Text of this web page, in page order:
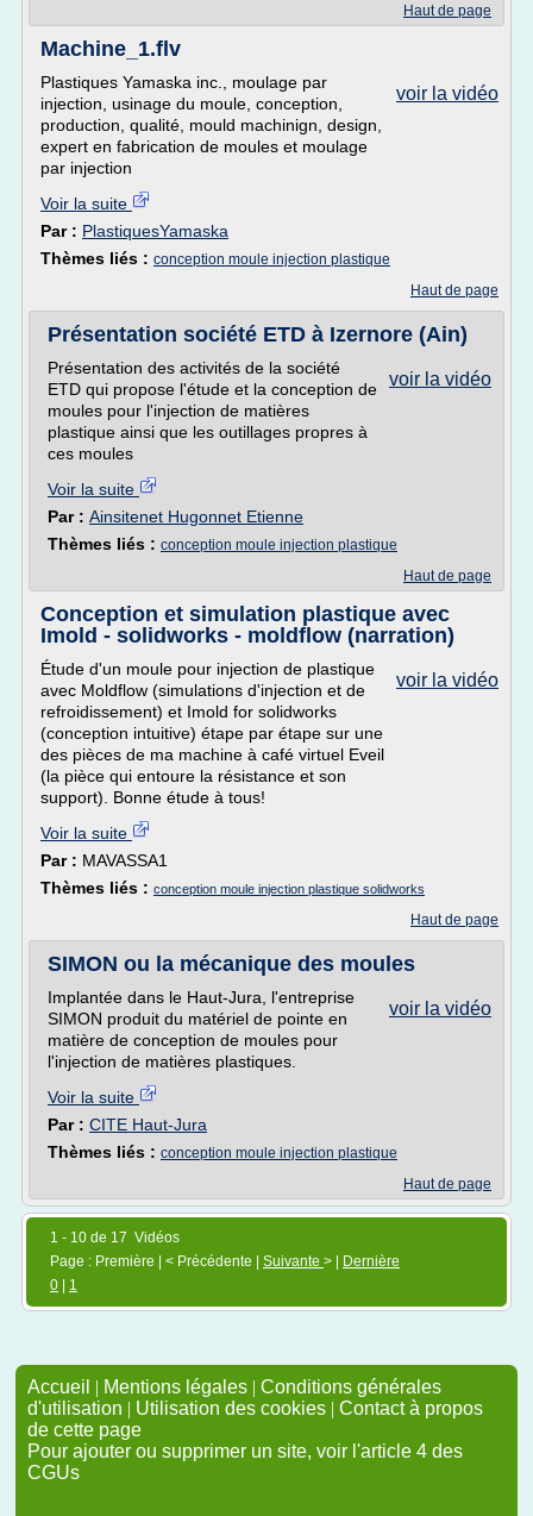
Haut de page
Machine_1.flv
voir la vidéo
Plastiques Yamaska inc., moulage par
injection, usinage du moule, conception,
production, qualité, mould machinign, design,
expert en fabrication de moules et moulage
par injection
Voir la suite
Par : PlastiquesYamaska
Thèmes liés : conception moule injection plastique
Haut de page
Présentation société ETD à Izernore (Ain)
voir la vidéo
Présentation des activités de la société
ETD qui propose l'étude et la conception de
moules pour l'injection de matières
plastique ainsi que les outillages propres à
ces moules
Voir la suite
Par : Ainsitenet Hugonnet Etienne
Thèmes liés : conception moule injection plastique
Haut de page
Conception et simulation plastique avec
Imold - solidworks - moldflow (narration)
voir la vidéo
Étude d'un moule pour injection de plastique
avec Moldflow (simulations d'injection et de
refroidissement) et Imold for solidworks
(conception intuitive) étape par étape sur une
des pièces de ma machine à café virtuel Eveil
(la pièce qui entoure la résistance et son
support). Bonne étude à tous!
Voir la suite
Par : MAVASSA1
Thèmes liés : conception moule injection plastique solidworks
Haut de page
SIMON ou la mécanique des moules
voir la vidéo
Implantée dans le Haut-Jura, l'entreprise
SIMON produit du matériel de pointe en
matière de conception de moules pour
l'injection de matières plastiques.
Voir la suite
Par : CITE Haut-Jura
Thèmes liés : conception moule injection plastique
Haut de page
1 - 10 de 17 Vidéos
Page : Première | < Précédente | Suivante > |
Dernière
0
1
Accueil | Mentions légales | Conditions générales
d'utilisation | Utilisation des cookies | Contact à propos
de cette page
Pour ajouter ou supprimer un site, voir l'article 4 des
CGUs